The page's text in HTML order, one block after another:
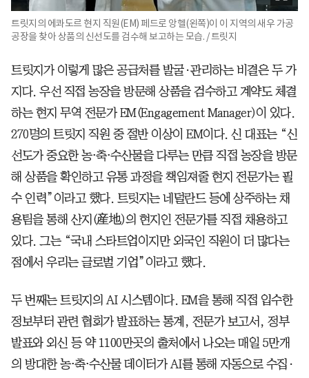
트릿지의 에콰도르 현지 직원(EM) 페드로 앙헬(왼쪽)이 이 지역의 새우 가공
공장을 찾아 상품의 신선도를 검수해 보고하는 모습. / 트릿지
트릿지가 이렇게 많은 공급처를 발굴·관리하는 비결은 두 가
지다. 우선 직접 농장을 방문해 상품을 검수하고 계약도 체결
하는 현지 무역 전문가 EM(Engagement Manager)이 있다.
270명의 트릿지 직원 중 절반 이상이 EM이다. 신 대표는 “신
선도가 중요한 농⋅축⋅수산물을 다루는 만큼 직접 농장을 방문
해 상품을 확인하고 유통 과정을 책임져줄 현지 전문가는 필
수 인력”이라고 했다. 트릿지는 네덜란드 등에 상주하는 채
용팀을 통해 산지(産地)의 현지인 전문가를 직접 채용하고
있다. 그는 “국내 스타트업이지만 외국인 직원이 더 많다는
점에서 우리는 글로벌 기업”이라고 했다.
두 번째는 트릿지의 AI 시스템이다. EM을 통해 직접 입수한
정보부터 관련 협회가 발표하는 통계, 전문가 보고서, 정부
발표와 외신 등 약 1100만곳의 출처에서 나오는 매일 5만개
의 방대한 농⋅축⋅수산물 데이터가 AI를 통해 자동으로 수집·